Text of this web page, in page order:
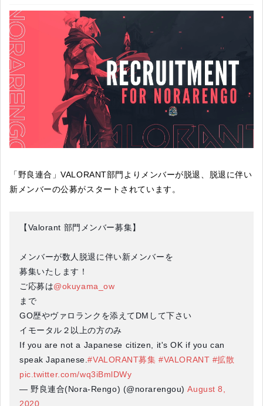
「野良連合」VALORANT部門よりメンバーが脱退、脱退に伴い
新メンバーの公募がスタートされています。
【Valorant 部門メンバー募集】
メンバーが数人脱退に伴い新メンバーを
募集いたします！
ご応募は@okuyama_ow
まで
GO歴やヴァロランクを添えてDMして下さい
イモータル２以上の方のみ
If you are not a Japanese citizen, it's OK if you can
speak Japanese.#VALORANT募集 #VALORANT #拡散
pic.twitter.com/wq3iBmlDWy
— 野良連合(Nora-Rengo) (@norarengou)August 8,
2020